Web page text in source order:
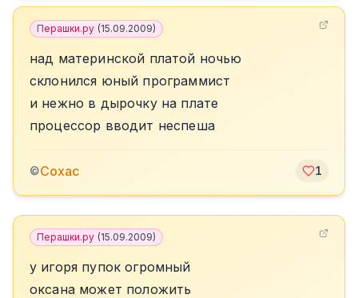
Перашки.ру (15.09.2009)
над материнской платой ночью
склонился юный программист
и нежно в дырочку на плате
процессор вводит неспеша
©Сохас 1
Перашки.ру (15.09.2009)
у игоря пупок огромный
оксана может положить